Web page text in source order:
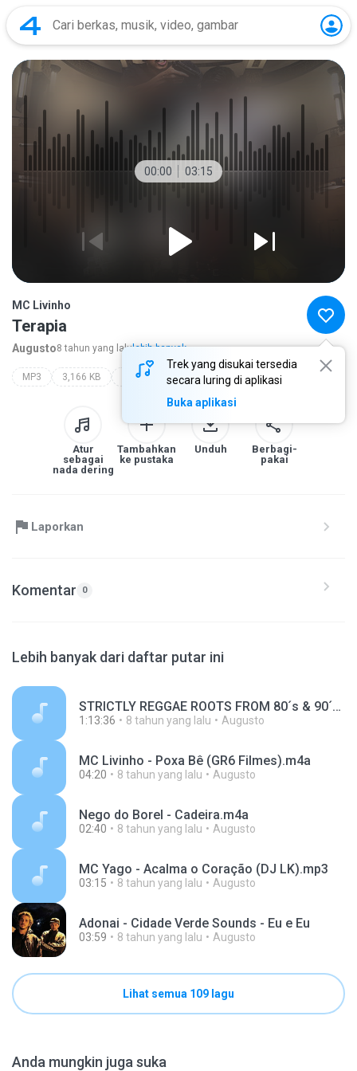
00:00 03:15
Trek yang disukai tersedia
secara luring di aplikasi
Buka aplikasi
MC Livinho
Terapia
Augusto8 tahun yang lalulebih banyak...
MP3 3,166 KB Funk mc livinho terapia - single
Atur
sebagai
nada dering
Tambahkan
ke pustaka
Unduh
Berbagi-
pakai
Laporkan
Komentar 0
Lebih banyak dari daftar putar ini
STRICTLY REGGAE ROOTS FROM 80´s & 90´s.m4a
1:13:36 8 tahun yang lalu Augusto
MC Livinho - Poxa Bê (GR6 Filmes).m4a
04:20 8 tahun yang lalu Augusto
Nego do Borel - Cadeira.m4a
02:40 8 tahun yang lalu Augusto
MC Yago - Acalma o Coração (DJ LK).mp3
03:15 8 tahun yang lalu Augusto
Adonai - Cidade Verde Sounds - Eu e Eu
03:59 8 tahun yang lalu Augusto
Lihat semua 109 lagu
Anda mungkin juga suka